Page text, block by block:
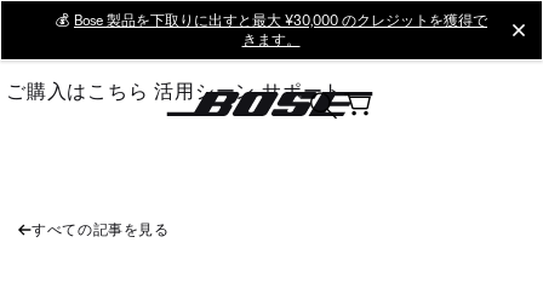
Main
💰 Bose 製品を下取りに出すと最大 ¥30,000 のクレジットを獲得で
きます。
ご購入はこちら 活用シーン サポート
すべての記事を見る